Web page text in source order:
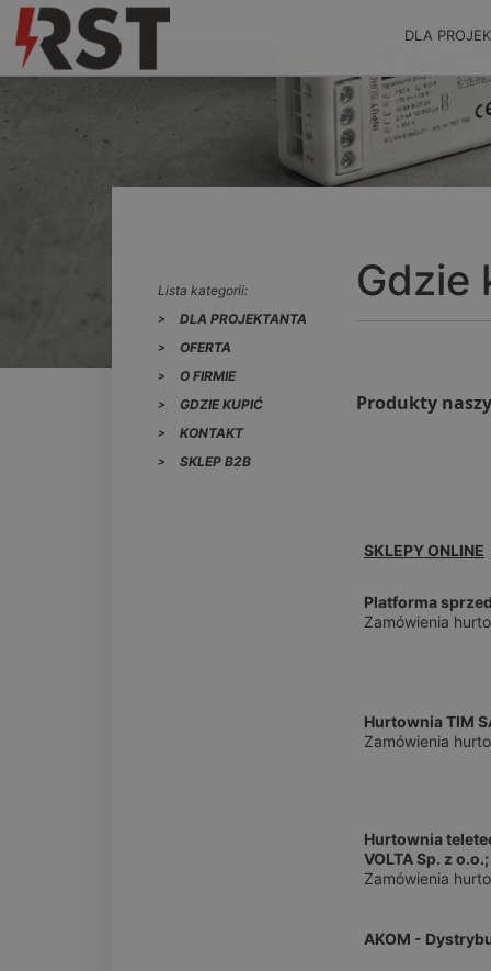
DLA
Lista kategorii:
DLA PROJEKTANTA
OFERTA
O FIRMIE
GDZIE KUPIĆ
KONTAKT
SKLEP B2B
Gdzie
Produkty
SKLEPY ONLINE
Platforma
Zamówienia
Hurtownia TIM
Zamówienia
Hurtownia
VOLTA Sp. z
Zamówienia
AKOM -